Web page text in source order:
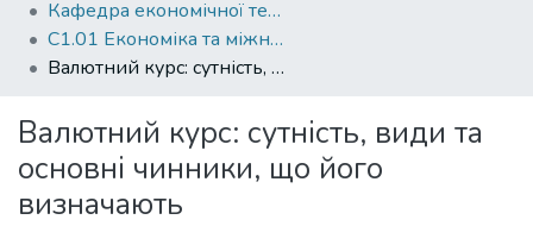
All of DSpace
Кафедра економічної теорії
С1.01 Економіка та міжнародні економічні відносини (економіка)
Валютний курс: сутність, види та основні чинники, що його визначають
Валютний курс: сутність, види та
основні чинники, що його
визначають